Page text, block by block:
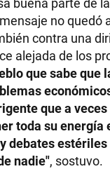
no quedó
contra una
alejada de los
que sabe que
que a
toda su energía
debates estériles
nadie", sostuvo.